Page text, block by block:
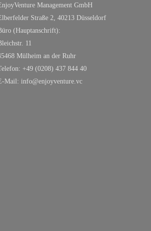
Management GmbH
Straße 2, 40213 Düsseldorf
(Hauptanschrift):
11
Mülheim an der Ruhr
+49 (0208) 437 844 40
Mail: info@enjoyventure.vc